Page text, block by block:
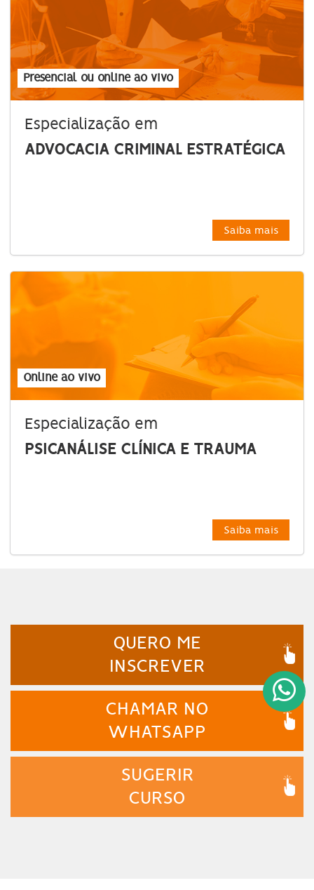
Presencial ou online ao vivo
Especialização em
ADVOCACIA CRIMINAL ESTRATÉGICA
Saiba mais
Online ao vivo
Especialização em
PSICANÁLISE CLÍNICA E TRAUMA
Saiba mais
QUERO ME
INSCREVER
CHAMAR NO
WHATSAPP
SUGERIR
CURSO